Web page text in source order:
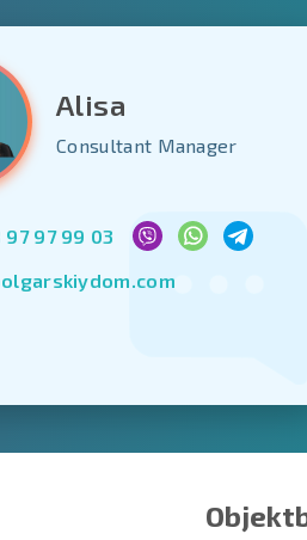
Alisa
Consultant Manager
97 97 99 03